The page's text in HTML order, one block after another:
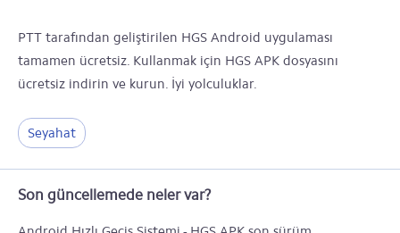
PTT tarafından geliştirilen HGS Android uygulaması
tamamen ücretsiz. Kullanmak için HGS APK dosyasını
ücretsiz indirin ve kurun. İyi yolculuklar.
Seyahat
Son güncellemede neler var?